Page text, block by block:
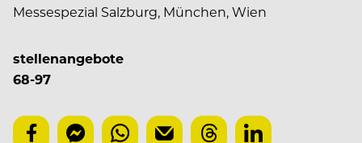
Messespezial Salzburg, München, Wien
stellenangebote
68-97